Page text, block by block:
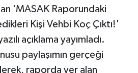
'MASAK Raporundaki
Kişi Vehbi Koç Çıktı!'
açıklama yayımladı.
paylaşımın gerçeği
raporda yer alan